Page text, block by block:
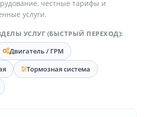
честные тарифы и
услуги.
УСЛУГ (БЫСТРЫЙ ПЕРЕХОД):
Двигатель / ГРМ
Тормозная система